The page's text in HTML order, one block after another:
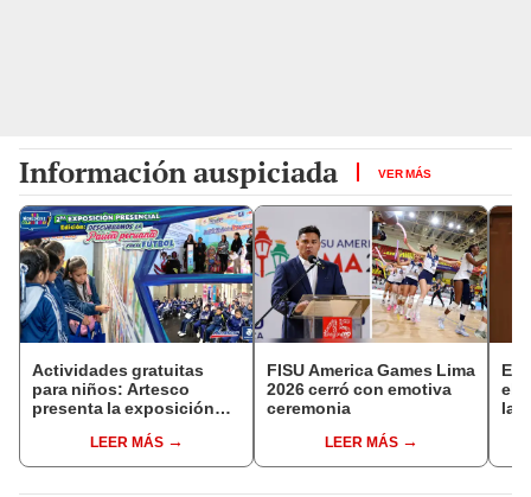
Información auspiciada VER MÁS
Actividades gratuitas
para niños: Artesco
presenta la exposición
LEER MÁS
FISU America Games Lima
2026 cerró con emotiva
ceremonia
LEER MÁS
El
el
las